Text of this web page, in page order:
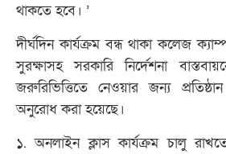
থাকতে হবে। ’
দীর্ঘদিন কার্যক্রম বন্ধ থাকা কলেজ
সুরক্ষাসহ সরকারি নির্দেশনা
জরুরিভিত্তিতে নেওয়ার জন্য
অনুরোধ করা হয়েছে।
১. অনলাইন ক্লাস কার্যক্রম চালু